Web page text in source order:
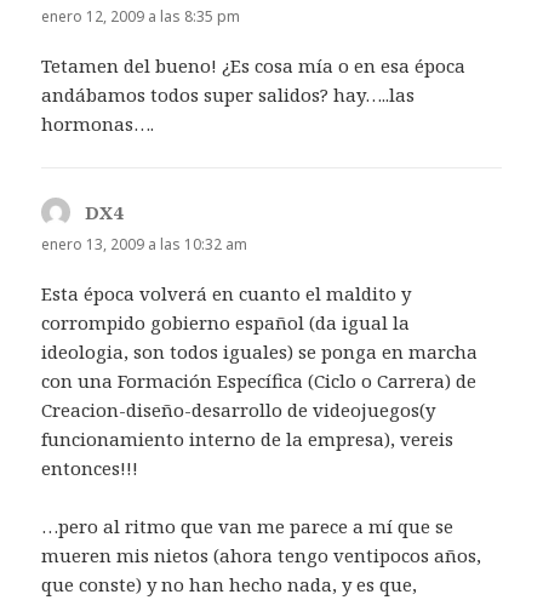
enero 12, 2009 a las 8:35 pm
Tetamen del bueno! ¿Es cosa mía o en esa época
andábamos todos super salidos? hay…..las
hormonas….
DX4dice:
enero 13, 2009 a las 10:32 am
Esta época volverá en cuanto el maldito y
corrompido gobierno español (da igual la
ideologia, son todos iguales) se ponga en marcha
con una Formación Específica (Ciclo o Carrera) de
Creacion-diseño-desarrollo de videojuegos(y
funcionamiento interno de la empresa), vereis
entonces!!!
…pero al ritmo que van me parece a mí que se
mueren mis nietos (ahora tengo ventipocos años,
que conste) y no han hecho nada, y es que,